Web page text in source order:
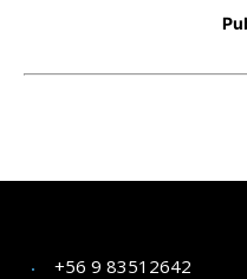
+56 9 83512642